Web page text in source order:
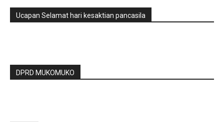
Ucapan Selamat hari kesaktian pancasila
DPRD MUKOMUKO